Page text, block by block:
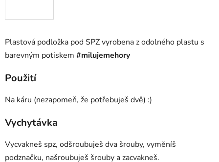
Plastová podložka pod SPZ vyrobena z odolného plastu s
barevným potiskem #milujemehory
Použití
Na káru (nezapomeň, že potřebuješ dvě) :)
Vychytávka
Vycvakneš spz, odšroubuješ dva šrouby, vyměníš
podznačku, našroubuješ šrouby a zacvakneš.